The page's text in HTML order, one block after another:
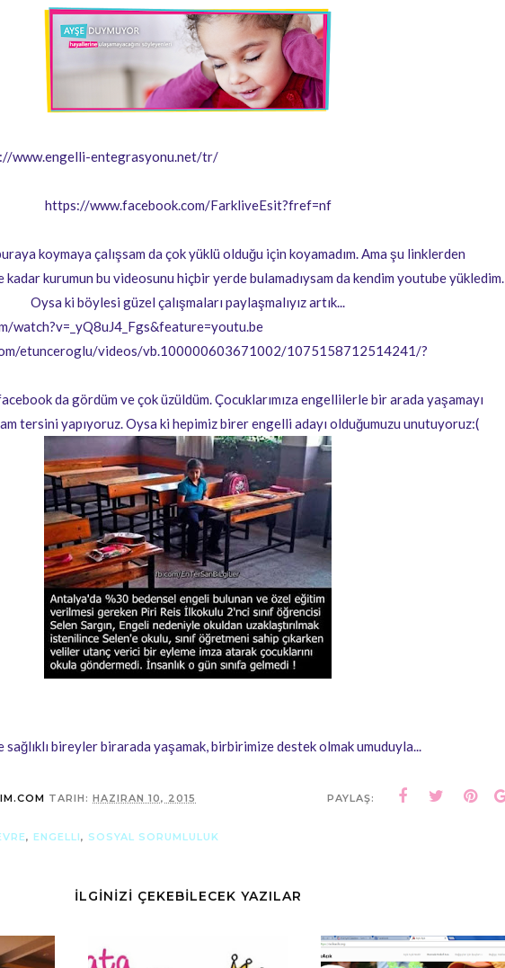
entegrasyonu.net/tr/
https://www.facebook.com/FarkliveEsit?fref=nf
koymaya çalışsam da çok yüklü olduğu için koyamadım. Ama şu linklerden
kurumun bu videosunu hiçbir yerde bulamadıysam da kendim youtube yükledim.
Oysa ki böylesi güzel çalışmaları paylaşmalıyız artık...
watch?v=_yQ8uJ4_Fgs&feature=youtu.be
etunceroglu/videos/vb.100000603671002/1075158712514241/?
da gördüm ve çok üzüldüm. Çocuklarımıza engellilerle bir arada yaşamayı
tersini yapıyoruz. Oysa ki hepimiz birer engelli adayı olduğumuzu unutuyoruz:(
bireyler birarada yaşamak, birbirimize destek olmak umuduyla...
TARIH: HAZIRAN 10, 2015 PAYLAŞ:
, ENGELLI, SOSYAL SORUMLULUK
İLGİNİZİ ÇEKEBİLECEK YAZILAR